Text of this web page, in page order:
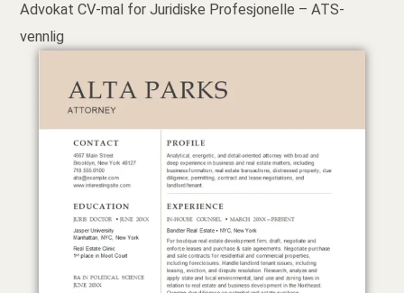
Advokat CV-mal for Juridiske Profesjonelle – ATS-
vennlig